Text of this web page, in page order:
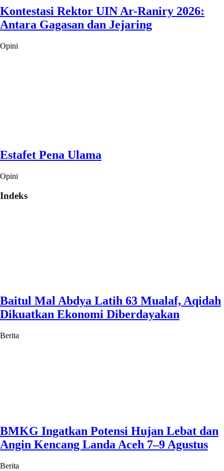
Kontestasi Rektor UIN Ar-Raniry 2026:
Antara Gagasan dan Jejaring
Opini
Estafet Pena Ulama
Opini
Indeks
Baitul Mal Abdya Latih 63 Mualaf, Aqidah
Dikuatkan Ekonomi Diberdayakan
Berita
BMKG Ingatkan Potensi Hujan Lebat dan
Angin Kencang Landa Aceh 7–9 Agustus
Berita